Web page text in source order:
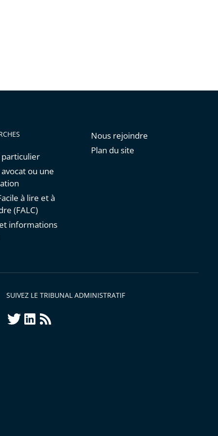
particulier
avocat ou une
à lire et à
(FALC)
informations
Nous rejoindre
Plan du site
SUIVEZ LE TRIBUNAL ADMINISTRATIF
twitterlinkedin
Flux
RSS